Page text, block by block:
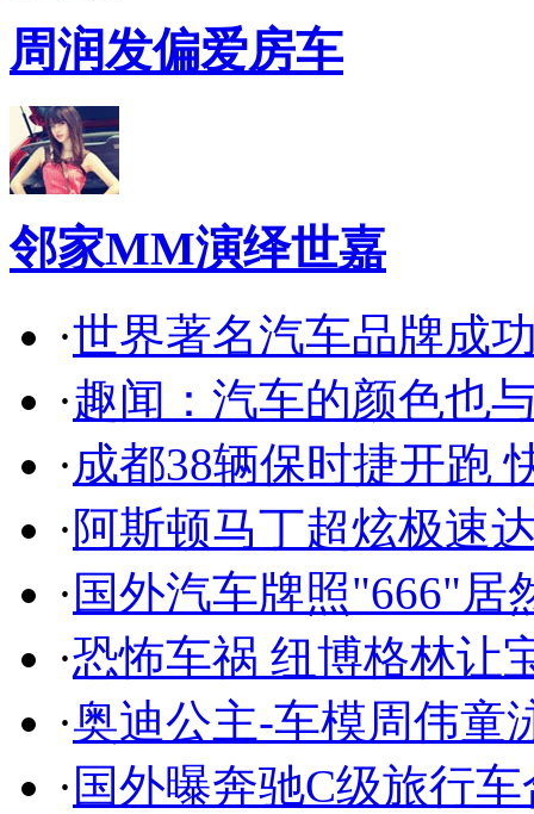
周润发偏爱房车
邻家MM演绎世嘉
·世界著名汽车品牌成
·趣闻：汽车的颜色也
·成都38辆保时捷开跑
·阿斯顿马丁超炫极速
· 国外汽车牌照"666"居
·恐怖车祸 纽博格林让
·奥迪公主-车模周伟童
· 国外曝奔驰C级旅行